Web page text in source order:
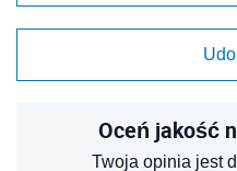
Oceń jakość
Twoja opinia jest